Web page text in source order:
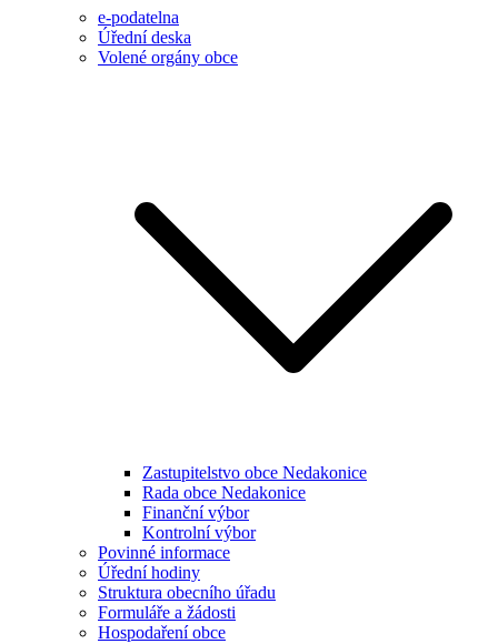
e-podatelna
Úřední deska
Volené orgány obce
Zastupitelstvo obce Nedakonice
Rada obce Nedakonice
Finanční výbor
Kontrolní výbor
Povinné informace
Úřední hodiny
Struktura obecního úřadu
Formuláře a žádosti
Hospodaření obce